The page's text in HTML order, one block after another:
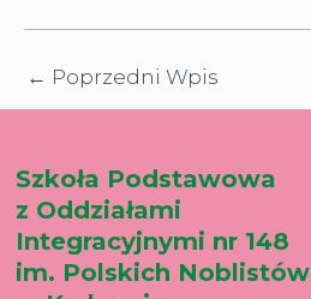
← Poprzedni Wpis
Szkoła Podstawowa
z Oddziałami
Integracyjnymi nr 148
im. Polskich Noblistów